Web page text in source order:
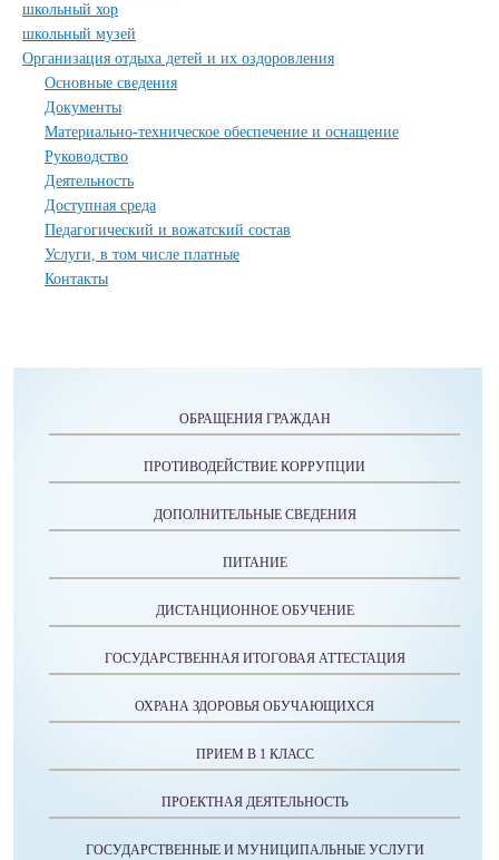
школьный хор
школьный музей
Организация отдыха детей и их оздоровления
Основные сведения
Документы
Материально-техническое обеспечение и оснащение
Руководство
Деятельность
Доступная среда
Педагогический и вожатский состав
Услуги, в том числе платные
Контакты
ОБРАЩЕНИЯ ГРАЖДАН
ПРОТИВОДЕЙСТВИЕ КОРРУПЦИИ
ДОПОЛНИТЕЛЬНЫЕ СВЕДЕНИЯ
ПИТАНИЕ
ДИСТАНЦИОННОЕ ОБУЧЕНИЕ
ГОСУДАРСТВЕННАЯ ИТОГОВАЯ АТТЕСТАЦИЯ
ОХРАНА ЗДОРОВЬЯ ОБУЧАЮЩИХСЯ
ПРИЕМ В 1 КЛАСС
ПРОЕКТНАЯ ДЕЯТЕЛЬНОСТЬ
ГОСУДАРСТВЕННЫЕ И МУНИЦИПАЛЬНЫЕ УСЛУГИ